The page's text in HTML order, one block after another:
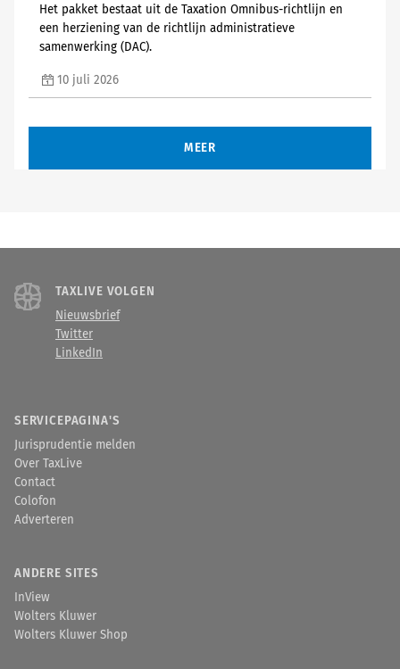
Het pakket bestaat uit de Taxation Omnibus-richtlijn en
een herziening van de richtlijn administratieve
samenwerking (DAC).
10 juli 2026
MEER
TAXLIVE VOLGEN
Nieuwsbrief
Twitter
LinkedIn
SERVICEPAGINA'S
Jurisprudentie melden
Over TaxLive
Contact
Colofon
Adverteren
ANDERE SITES
InView
Wolters Kluwer
Wolters Kluwer Shop